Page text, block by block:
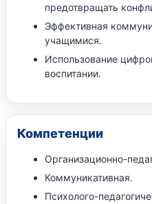
предотвращать
Эффективная
учащимися.
Использование
воспитании.
Компетенции
Организационно-
Коммуникативная.
Психолого-